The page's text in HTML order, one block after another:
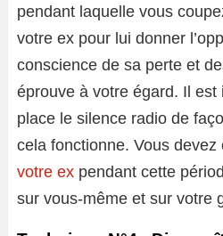
pendant laquelle vous
votre ex pour lui donner
conscience de sa perte et
éprouve à votre égard. Il
place le silence radio de
cela fonctionne. Vous devez
votre ex pendant cette
sur vous-même et sur votre